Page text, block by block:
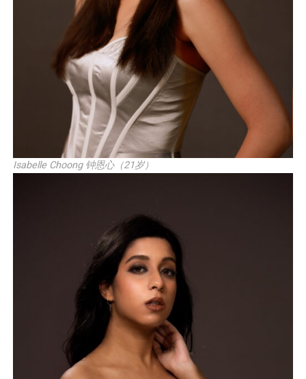
Isabelle Choong 钟恩心（21岁）